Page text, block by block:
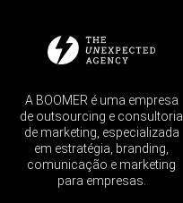
A BOOMER é uma empresa
de outsourcing e consultoria
de marketing, especializada
em estratégia, branding,
comunicação e marketing
para empresas.